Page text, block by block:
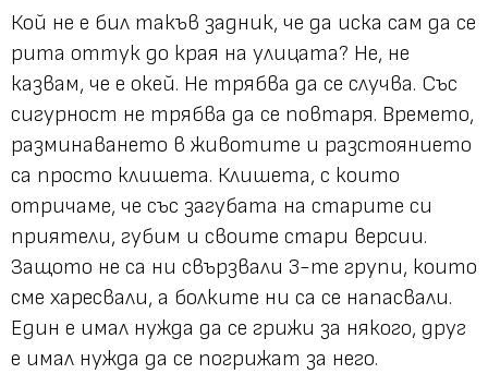
Кой не е бил такъв задник, че да иска сам да се
рита оттук до края на улицата? Не, не
казвам, че е окей. Не трябва да се случва. Със
сигурност не трябва да се повтаря. Времето,
разминаването в животите и разстоянието
са просто клишета. Клишета, с които
отричаме, че със загубата на старите си
приятели, губим и своите стари версии.
Защото не са ни свързвали 3-те групи, които
сме харесвали, а болките ни са се напасвали.
Един е имал нужда да се грижи за някого, друг
е имал нужда да се погрижат за него.